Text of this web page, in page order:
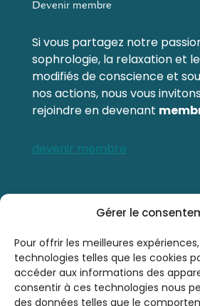
Gérer le
Pour offrir les meilleures
technologies telles que les cookies
accéder aux informations des
consentir à ces technologies nous
des données telles que le
Devenir membre
Si vous partagez notre
sophrologie, la relaxation et
modifiés de conscience et
nos actions, nous vous
rejoindre en devenant
devenir membre
Contactez-nous
0476 21 76 46
sbsrinfo@gmail.com